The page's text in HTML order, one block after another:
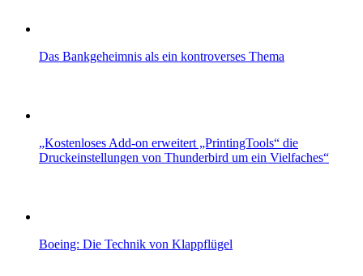
Das Bankgeheimnis als ein kontroverses Thema
„Kostenloses Add-on erweitert „PrintingTools“ die
Druckeinstellungen von Thunderbird um ein Vielfaches“
Boeing: Die Technik von Klappflügel